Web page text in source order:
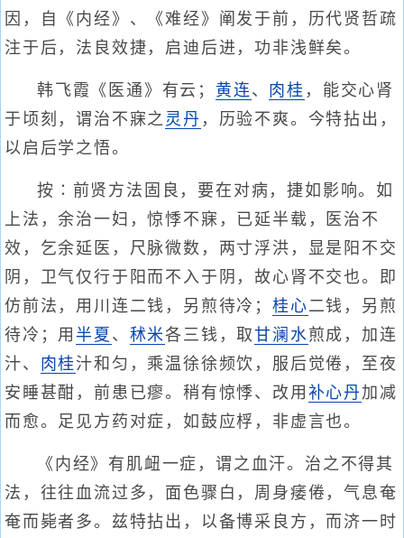
因，自《内经》、《难经》阐发于前，历代贤哲疏
注于后，法良效捷，启迪后进，功非浅鲜矣。
韩飞霞《医通》有云； 黄连、 肉桂 ，能交心肾
于顷刻，谓治不寐之 灵丹 ，历验不爽。今特拈出，
以启后学之悟。
按∶前贤方法固良，要在对病，捷如影响。如
上法，余治一妇，惊悸不寐，已延半载，医治不
效，乞余延医，尺脉微数，两寸浮洪，显是阳不交
阴，卫气仅行于阳而不入于阴，故心肾不交也。即
仿前法，用川连二钱，另煎待冷； 桂心二钱，另煎
待冷；用 半夏 、 秫米各三钱，取甘澜水煎成，加连
汁、
肉桂 汁和匀，乘温徐徐频饮，服后觉倦，至夜
安睡甚酣，前患已瘳。稍有惊悸、改用 补心丹 加减
而愈。足见方药对症，如鼓应桴，非虚言也。
《内经》有肌衄一症，谓之血汗。治之不得其
法，往往血流过多，面色骤白，周身痿倦，气息奄
奄而毙者多。兹特拈出，以备博采良方，而济一时